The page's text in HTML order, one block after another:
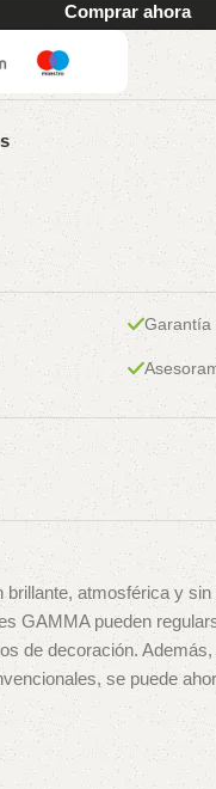
Comprar ahora
Garantía
atmosférica y
GAMMA pueden
de decoración.
se puede